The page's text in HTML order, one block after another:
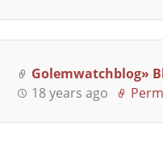
Golemwatchblog»
18 years ago